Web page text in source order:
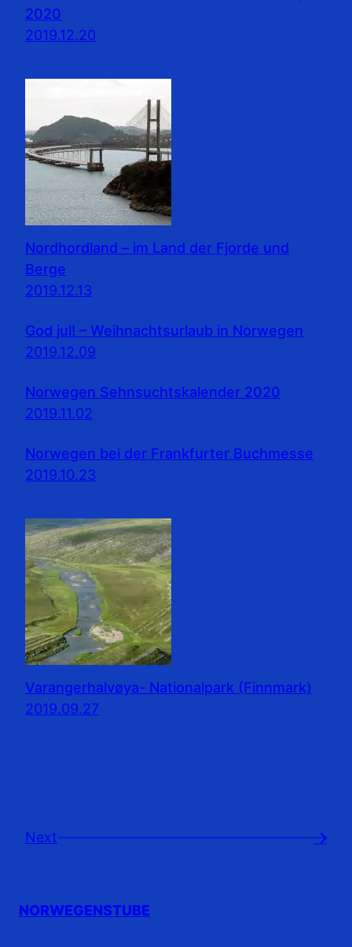
2020
2019.12.20
Nordhordland – im Land der Fjorde und
Berge
2019.12.13
God jul! – Weihnachtsurlaub in Norwegen
2019.12.09
Norwegen Sehnsuchtskalender 2020
2019.11.02
Norwegen bei der Frankfurter Buchmesse
2019.10.23
Varangerhalvøya- Nationalpark (Finnmark)
2019.09.27
Next →
NORWEGENSTUBE